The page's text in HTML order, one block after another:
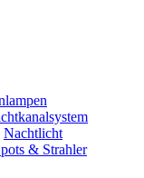
Nachtlicht
& Strahler